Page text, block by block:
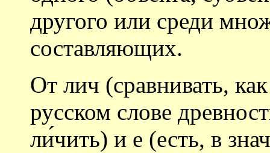
другого или среди
составляющих.
От лич (сравнивать,
русском слове
ли́чить) и е (есть, в